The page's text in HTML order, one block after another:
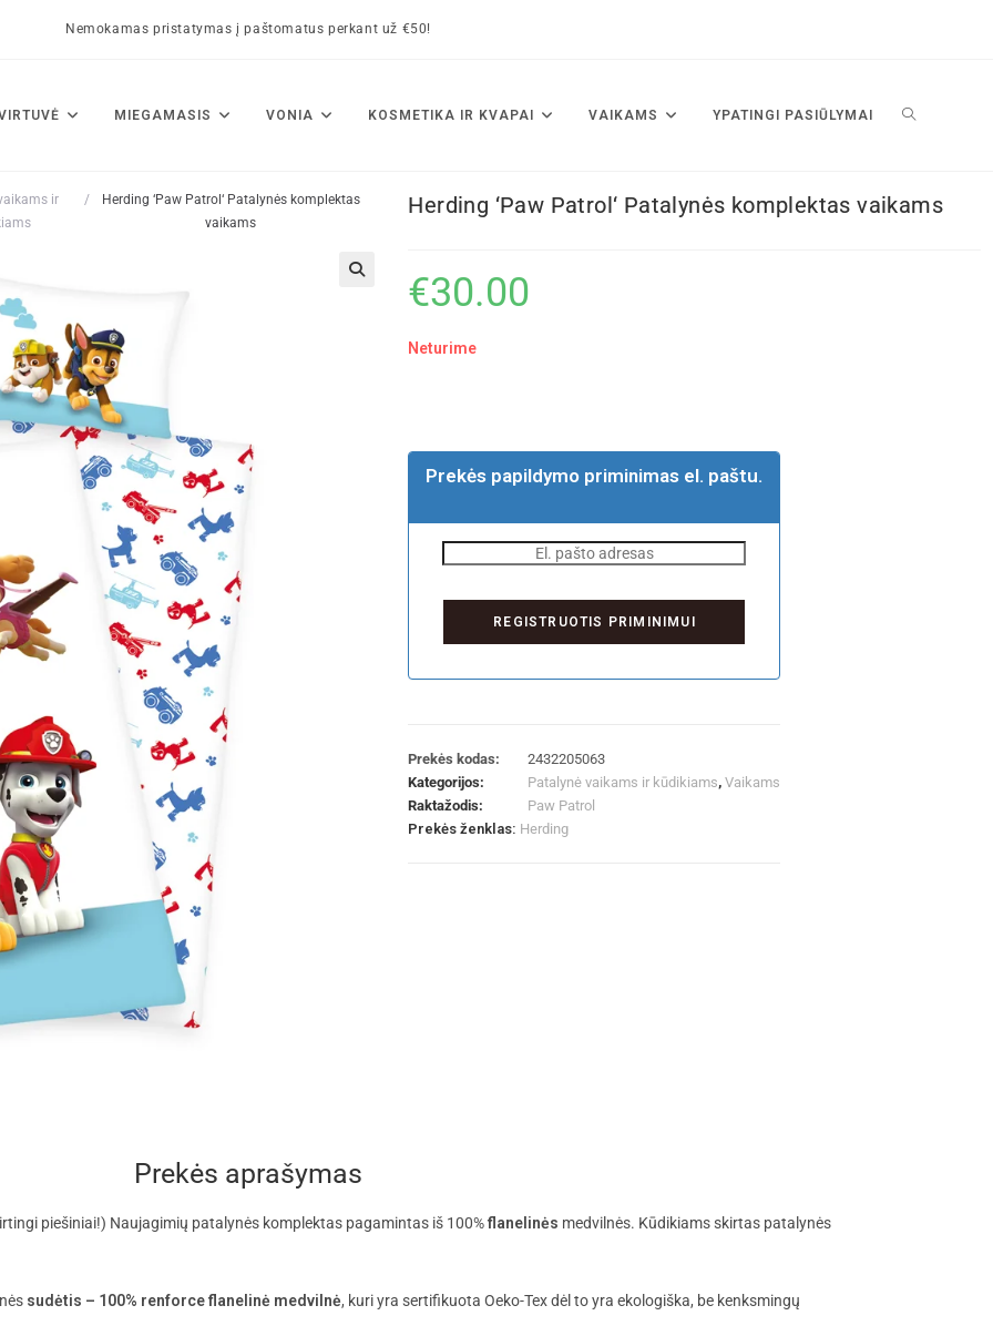
Nemokamas pristatymas į paštomatus perkant už €50!
MIEGAMASIS VONIA KOSMETIKA IR KVAPAI VAIKAMS YPATINGI PASIŪLYMAI
ir
/
Herding ‘Paw Patrol‘ Patalynės komplektas
vaikams
Herding ‘Paw Patrol‘ Patalynės komplektas vaikams
€30.00
Neturime
Prekės papildymo priminimas el. paštu.
Prekės kodas:
2432205063
Kategorijos:
Patalynė vaikams ir kūdikiams,Vaikams
Raktažodis:
Paw Patrol
Prekės ženklas: Herding
Prekės aprašymas
piešiniai!) Naujagimių patalynės komplektas pagamintas iš 100%flanelinės medvilnės. Kūdikiams skirtas patalynės
sudėtis – 100% renforce flanelinė medvilnė, kuri yra sertifikuota Oeko-Tex dėl to yra ekologiška, be kenksmingų